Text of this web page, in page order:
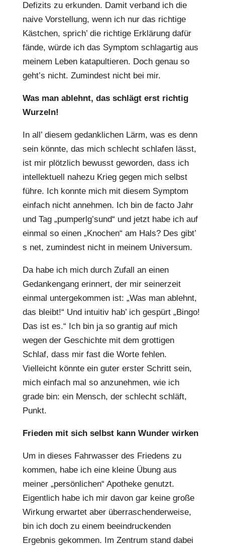
Defizits zu erkunden. Damit verband ich die
naive Vorstellung, wenn ich nur das richtige
Kästchen, sprich’ die richtige Erklärung dafür
fände, würde ich das Symptom schlagartig aus
meinem Leben katapultieren. Doch genau so
geht’s nicht. Zumindest nicht bei mir.
Was man ablehnt, das schlägt erst richtig
Wurzeln!
In all’ diesem gedanklichen Lärm, was es denn
sein könnte, das mich schlecht schlafen lässt,
ist mir plötzlich bewusst geworden, dass ich
intellektuell nahezu Krieg gegen mich selbst
führe. Ich konnte mich mit diesem Symptom
einfach nicht annehmen. Ich bin de facto Jahr
und Tag „pumperlg’sund“ und jetzt habe ich auf
einmal so einen „Knochen“ am Hals? Des gibt’
s net, zumindest nicht in meinem Universum.
Da habe ich mich durch Zufall an einen
Gedankengang erinnert, der mir seinerzeit
einmal untergekommen ist: „Was man ablehnt,
das bleibt!“ Und intuitiv hab’ ich gespürt „Bingo!
Das ist es.“ Ich bin ja so grantig auf mich
wegen der Geschichte mit dem grottigen
Schlaf, dass mir fast die Worte fehlen.
Vielleicht könnte ein guter erster Schritt sein,
mich einfach mal so anzunehmen, wie ich
grade bin: ein Mensch, der schlecht schläft,
Punkt.
Frieden mit sich selbst kann Wunder wirken
Um in dieses Fahrwasser des Friedens zu
kommen, habe ich eine kleine Übung aus
meiner „persönlichen“ Apotheke genutzt.
Eigentlich habe ich mir davon gar keine große
Wirkung erwartet aber überraschenderweise,
bin ich doch zu einem beeindruckenden
Ergebnis gekommen. Im Zentrum stand dabei